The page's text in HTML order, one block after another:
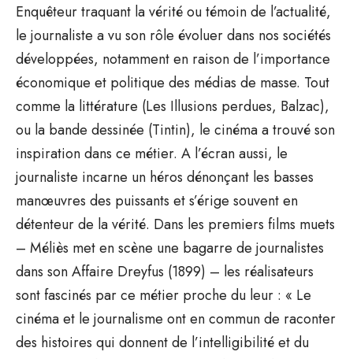
Enquêteur traquant la vérité ou témoin de l’actualité,
le journaliste a vu son rôle évoluer dans nos sociétés
développées, notamment en raison de l’importance
économique et politique des médias de masse. Tout
comme la littérature (Les Illusions perdues, Balzac),
ou la bande dessinée (Tintin), le cinéma a trouvé son
inspiration dans ce métier. A l’écran aussi, le
journaliste incarne un héros dénonçant les basses
manœuvres des puissants et s’érige souvent en
détenteur de la vérité. Dans les premiers films muets
– Méliès met en scène une bagarre de journalistes
dans son Affaire Dreyfus (1899) – les réalisateurs
sont fascinés par ce métier proche du leur : « Le
cinéma et le journalisme ont en commun de raconter
des histoires qui donnent de l’intelligibilité et du